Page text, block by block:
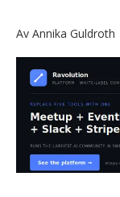
Av Annika Guldroth